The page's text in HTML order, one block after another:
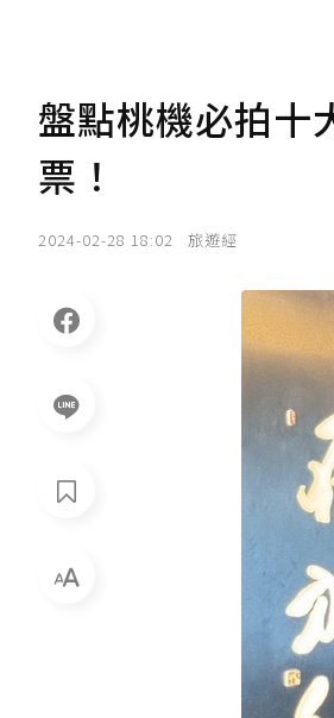
盤點桃機必拍十
票！
2024-02-28 18:02 旅遊經